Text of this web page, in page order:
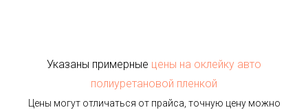
Указаны примерные цены на оклейку авто
полиуретановой пленкой
Цены могут отличаться от прайса, точную цену можно